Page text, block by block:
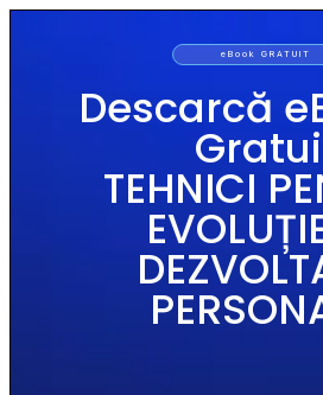
Descarcă
TEHNICI
eBook GRATUIT